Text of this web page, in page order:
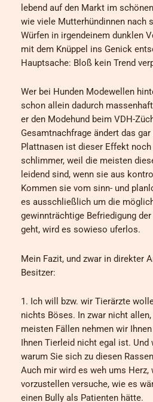
lebend auf den Markt im
wie viele Mutterhündinnen nach
Würfen in irgendeinem dunklen
mit dem Knüppel ins Genick
Hauptsache: Bloß kein Trend
Wer bei Hunden Modewellen
schon allein dadurch
er den Modehund beim VDH-
Gesamtnachfrage ändert das
Plattnasen ist dieser Effekt
schlimmer, weil die meisten
leidend sind, wenn sie aus
Kommen sie vom sinn- und
es ausschließlich um die
gewinnträchtige Befriedigung
geht, wird es sowieso uferlos.
Mein Fazit, und zwar in direkter
Besitzer:
1. Ich will bzw. wir Tierärzte
nichts Böses. In zwar nicht
meisten Fällen nehmen wir
Ihnen Tierleid nicht egal ist. Und
warum Sie sich zu diesen
Auch mir wird es weh ums Herz,
vorzustellen versuche, wie es
einen Bully als Patienten hätte.